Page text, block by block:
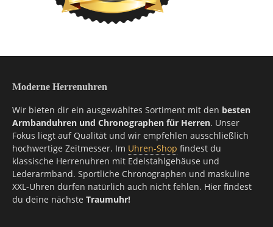
Moderne Herrenuhren
Wir bieten dir ein ausgewähltes Sortiment mit den besten
Armbanduhren und Chronographen für Herren. Unser
Fokus liegt auf Qualität und wir empfehlen ausschließlich
hochwertige Zeitmesser. Im Uhren-Shop findest du
klassische Herrenuhren mit Edelstahlgehäuse und
Lederarmband. Sportliche Chronographen und maskuline
XXL-Uhren dürfen natürlich auch nicht fehlen. Hier findest
du deine nächste Traumuhr!